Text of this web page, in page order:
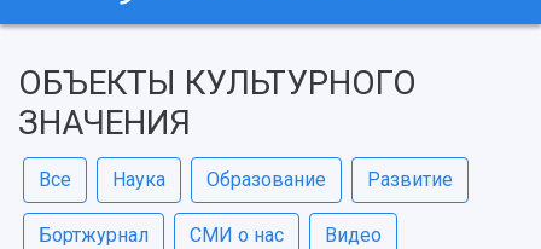
ОБЪЕКТЫ КУЛЬТУРНОГО
ЗНАЧЕНИЯ
Все Наука Образование Развитие
Бортжурнал СМИ о нас Видео